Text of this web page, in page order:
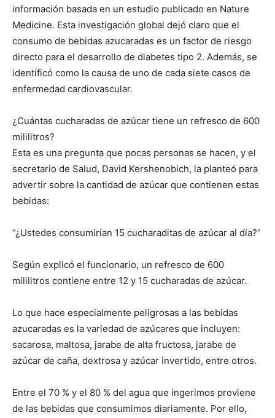
información basada en un estudio publicado en Nature
Medicine. Esta investigación global dejó claro que el
consumo de bebidas azucaradas es un factor de riesgo
directo para el desarrollo de diabetes tipo 2. Además, se
identificó como la causa de uno de cada siete casos de
enfermedad cardiovascular.
¿Cuántas cucharadas de azúcar tiene un refresco de 600
mililitros?
Esta es una pregunta que pocas personas se hacen, y el
secretario de Salud, David Kershenobich, la planteó para
advertir sobre la cantidad de azúcar que contienen estas
bebidas:
“¿Ustedes consumirían 15 cucharaditas de azúcar al día?”
Según explicó el funcionario, un refresco de 600
mililitros contiene entre 12 y 15 cucharadas de azúcar.
Lo que hace especialmente peligrosas a las bebidas
azucaradas es la variedad de azúcares que incluyen:
sacarosa, maltosa, jarabe de alta fructosa, jarabe de
azúcar de caña, dextrosa y azúcar invertido, entre otros.
Entre el 70 % y el 80 % del agua que ingerimos proviene
de las bebidas que consumimos diariamente. Por ello,